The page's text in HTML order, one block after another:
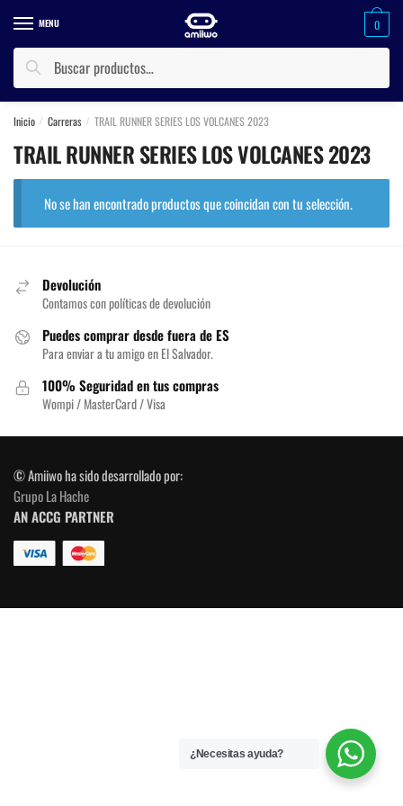
navigation
content
MENU
BuscarBuscar
0
Inicio / Carreras / TRAIL RUNNER SERIES LOS VOLCANES 2023
TRAIL RUNNER SERIES LOS VOLCANES 2023
No se han encontrado productos que coincidan con tu selección.
Devolución
Contamos con políticas de devolución
Puedes comprar desde fuera de ES
Para enviar a tu amigo en El Salvador.
100% Seguridad en tus compras
Wompi / MasterCard / Visa
© Amiiwo ha sido desarrollado por:
Grupo La Hache
AN ACCG PARTNER
¿Necesitas ayuda?